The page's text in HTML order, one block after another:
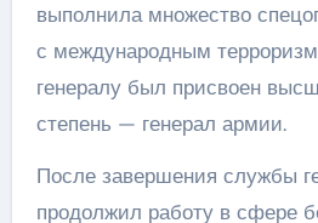
выполнила множество
с международным
генералу был присвоен
степень — генерал армии.
После завершения службы
продолжил работу в сфере